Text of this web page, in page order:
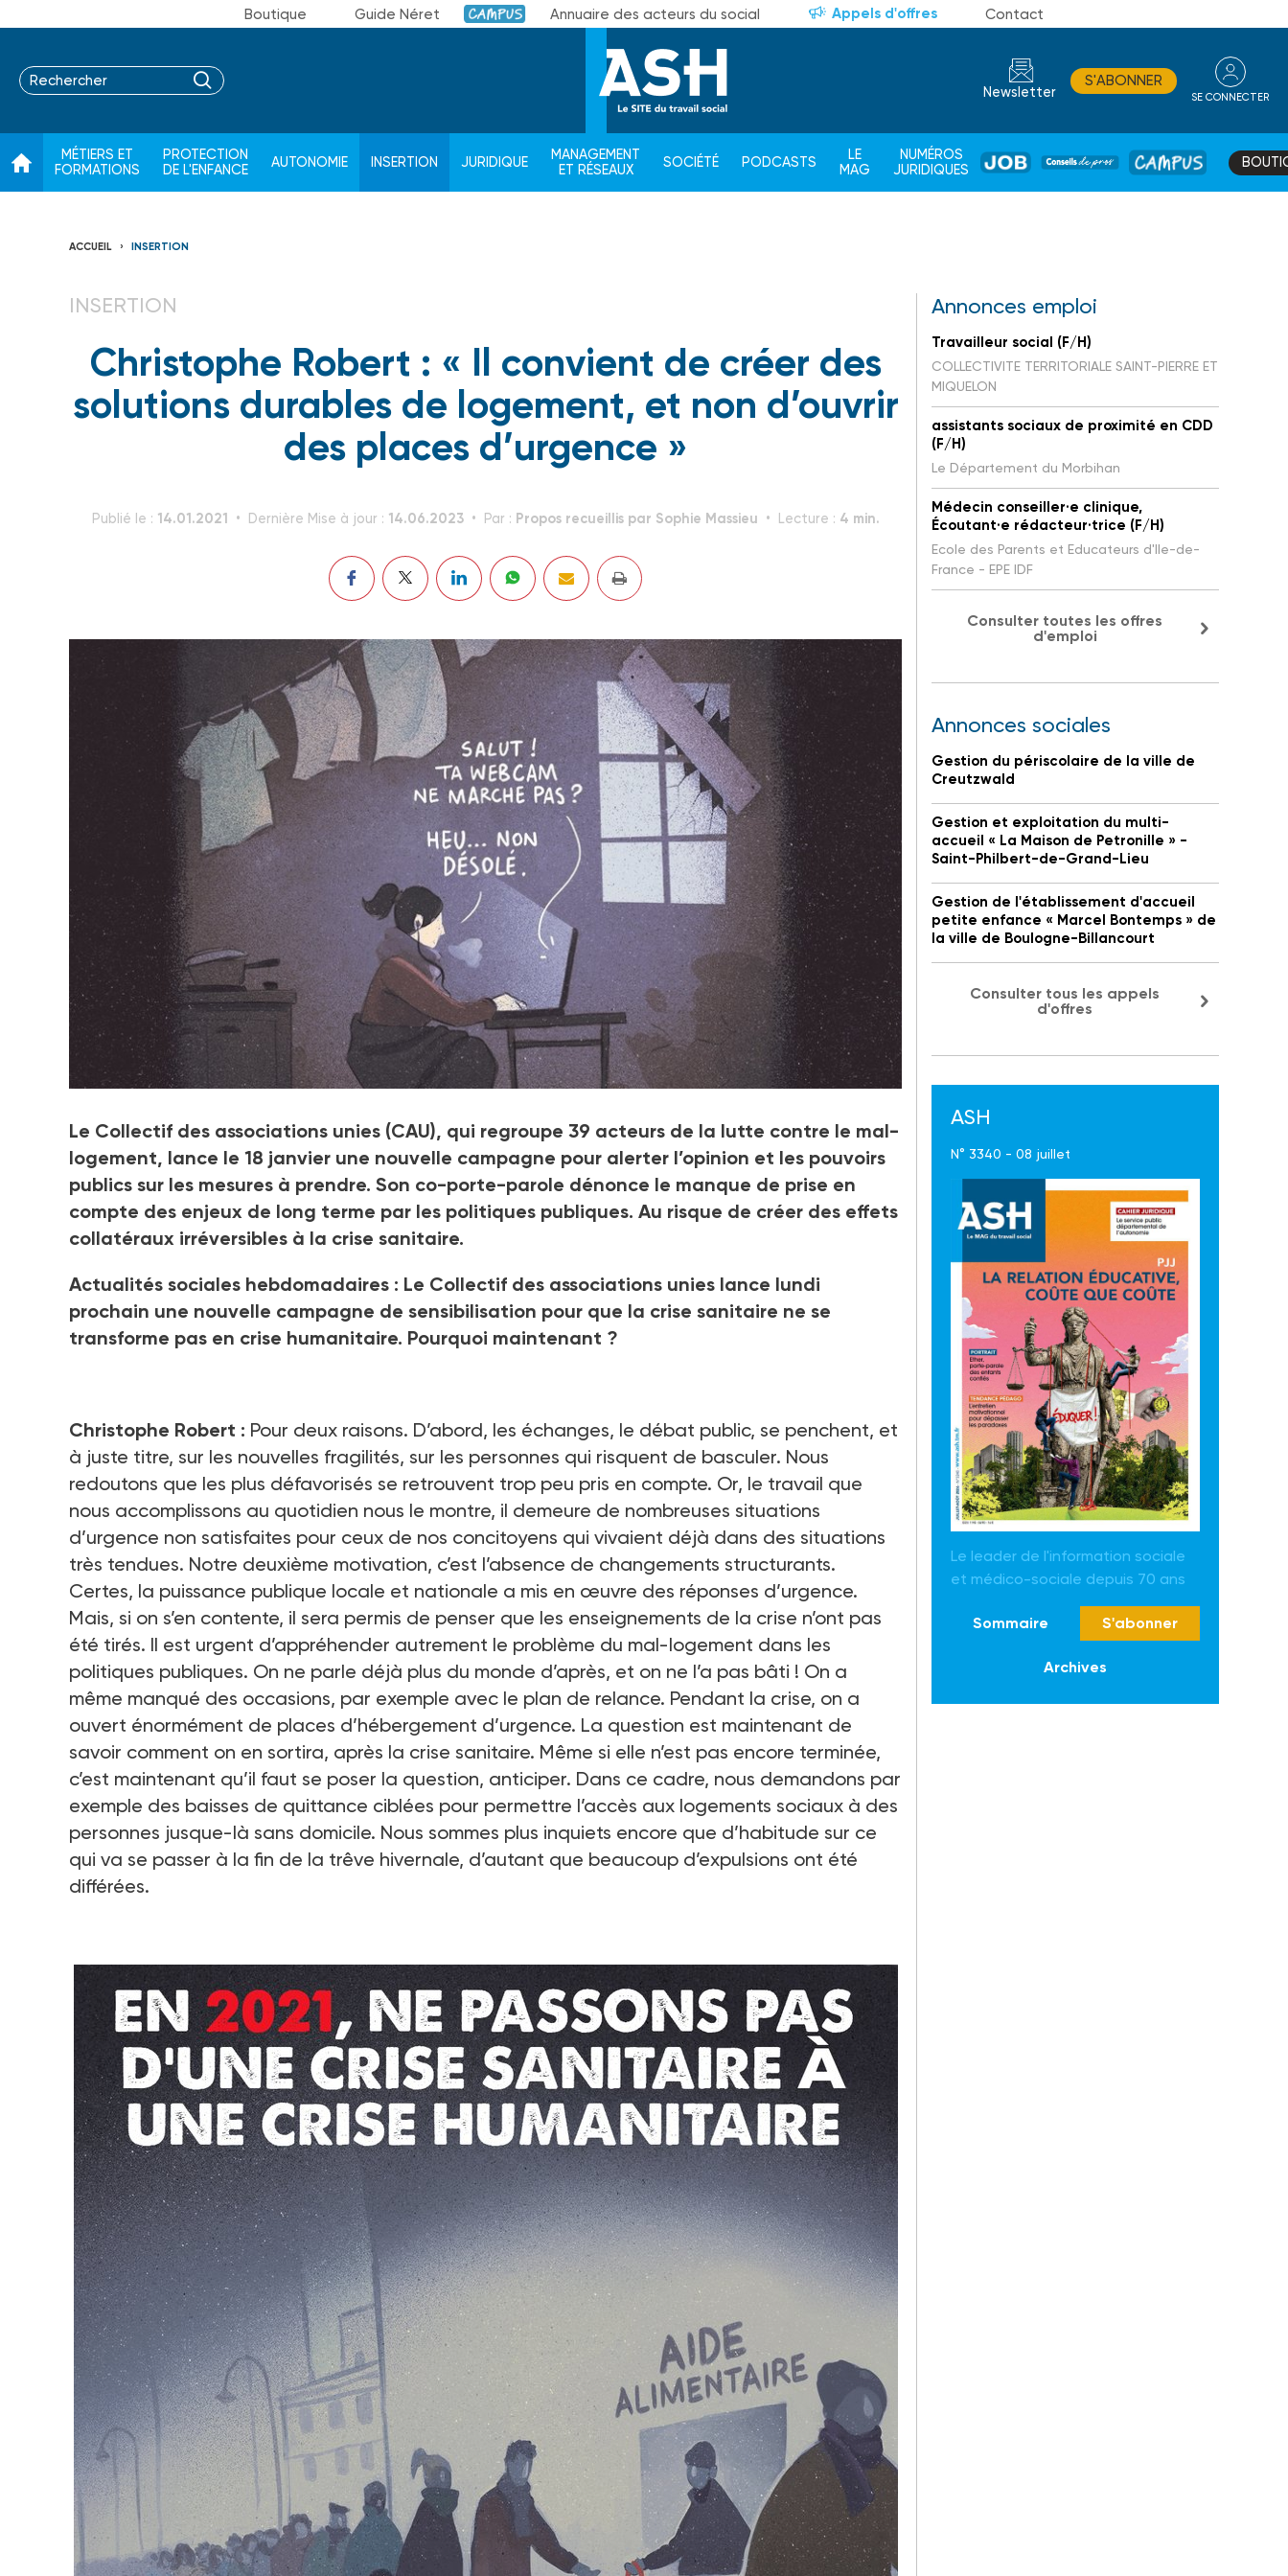
Boutique Guide Néret Campus Annuaire des acteurs du social Appels d'offres Contact
Newsletter
S'ABONNER
SE CONNECTER
MÉTIERS ET
FORMATIONS
PROTECTION
DE L'ENFANCE
AUTONOMIE INSERTION JURIDIQUE
MANAGEMENT
ET RÉSEAUX
SOCIÉTÉ PODCASTS
LE
MAG
NUMÉROS
JURIDIQUES
JOB
DE
CAMPUS
ACCUEIL INSERTION
INSERTION
Christophe Robert : « Il convient de créer des
solutions durables de logement, et non d’ouvrir
des places d’urgence »
Publié le : 14.01.2021 Dernière Mise à jour : 14.06.2023 Par : Propos recueillis par Sophie Massieu Lecture : 4 min.
publics.
Crédit photo : Collectif des associations unies
Le Collectif des associations unies (CAU), qui regroupe 39 acteurs de la lutte contre le mal-
logement, lance le 18 janvier une nouvelle campagne pour alerter l’opinion et les pouvoirs
publics sur les mesures à prendre. Son co-porte-parole dénonce le manque de prise en
compte des enjeux de long terme par les politiques publiques. Au risque de créer des effets
collatéraux irréversibles à la crise sanitaire.
Actualités sociales hebdomadaires : Le Collectif des associations unies lance lundi
prochain une nouvelle campagne de sensibilisation pour que la crise sanitaire ne se
transforme pas en crise humanitaire. Pourquoi maintenant ?
Christophe Robert : Pour deux raisons. D’abord, les échanges, le débat public, se penchent, et
à juste titre, sur les nouvelles fragilités, sur les personnes qui risquent de basculer. Nous
redoutons que les plus défavorisés se retrouvent trop peu pris en compte. Or, le travail que
nous accomplissons au quotidien nous le montre, il demeure de nombreuses situations
d’urgence non satisfaites pour ceux de nos concitoyens qui vivaient déjà dans des situations
très tendues. Notre deuxième motivation, c’est l’absence de changements structurants.
Certes, la puissance publique locale et nationale a mis en œuvre des réponses d’urgence.
Mais, si on s’en contente, il sera permis de penser que les enseignements de la crise n’ont pas
été tirés. Il est urgent d’appréhender autrement le problème du mal-logement dans les
politiques publiques. On ne parle déjà plus du monde d’après, et on ne l’a pas bâti ! On a
même manqué des occasions, par exemple avec le plan de relance. Pendant la crise, on a
ouvert énormément de places d’hébergement d’urgence. La question est maintenant de
savoir comment on en sortira, après la crise sanitaire. Même si elle n’est pas encore terminée,
c’est maintenant qu’il faut se poser la question, anticiper. Dans ce cadre, nous demandons par
exemple des baisses de quittance ciblées pour permettre l’accès aux logements sociaux à des
personnes jusque-là sans domicile. Nous sommes plus inquiets encore que d’habitude sur ce
qui va se passer à la fin de la trêve hivernale, d’autant que beaucoup d’expulsions ont été
différées.
Annonces emploi
Travailleur social (F/H)
COLLECTIVITE TERRITORIALE SAINT-PIERRE ET
MIQUELON
assistants sociaux de proximité en CDD
(F/H)
Le Département du Morbihan
Médecin conseiller·e clinique,
Écoutant·e rédacteur·trice (F/H)
Ecole des Parents et Educateurs d'Ile-de-
France - EPE IDF
Consulter toutes les offres
d'emploi
Annonces sociales
Gestion du périscolaire de la ville de
Creutzwald
Gestion et exploitation du multi-
accueil « La Maison de Petronille » -
Saint-Philbert-de-Grand-Lieu
Gestion de l'établissement d'accueil
petite enfance « Marcel Bontemps » de
la ville de Boulogne-Billancourt
Consulter tous les appels
d'offres
ASH
N° 3340 - 08 juillet
Le leader de l'information sociale
et médico-sociale depuis 70 ans
Sommaire S'abonner
Archives